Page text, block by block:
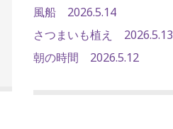
風船 2026.5.14
さつまいも植え 2026.5.13
朝の時間 2026.5.12